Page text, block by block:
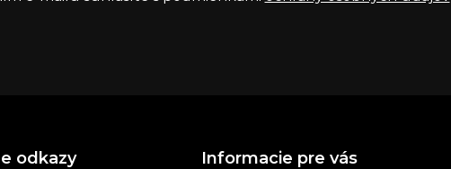
odkazy Informacie pre vás